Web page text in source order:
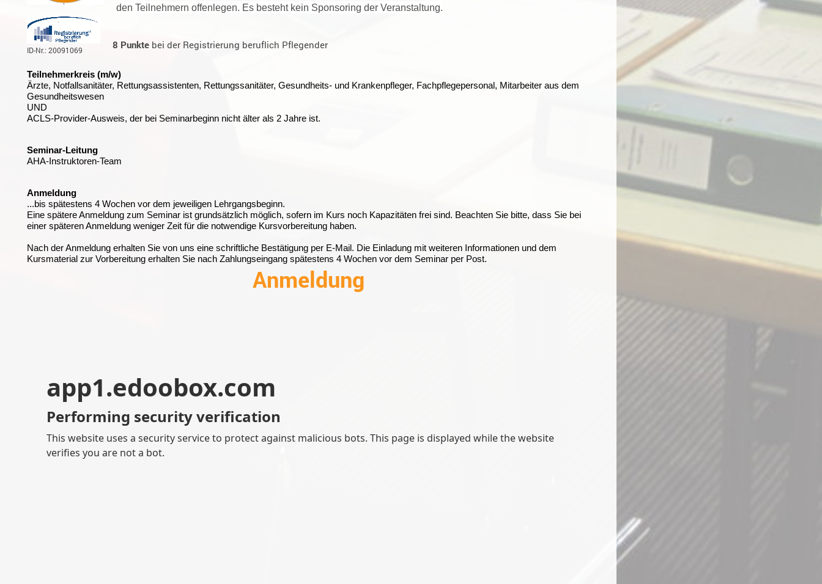
den Teilnehmern offenlegen. Es besteht kein Sponsoring der Veranstaltung.
ID-Nr.: 20091069 8 Punkte bei der Registrierung beruflich Pflegender
Teilnehmerkreis (m/w)
Ärzte, Notfallsanitäter, Rettungsassistenten, Rettungssanitäter, Gesundheits- und Krankenpfleger, Fachpflegepersonal, Mitarbeiter aus dem
Gesundheitswesen
UND
ACLS-Provider-Ausweis, der bei Seminarbeginn nicht älter als 2 Jahre ist.
Seminar-Leitung
AHA-Instruktoren-Team
Anmeldung
...bis spätestens 4 Wochen vor dem jeweiligen Lehrgangsbeginn.
Eine spätere Anmeldung zum Seminar ist grundsätzlich möglich, sofern im Kurs noch Kapazitäten frei sind. Beachten Sie bitte, dass Sie bei
einer späteren Anmeldung weniger Zeit für die notwendige Kursvorbereitung haben.
Nach der Anmeldung erhalten Sie von uns eine schriftliche Bestätigung per E-Mail. Die Einladung mit weiteren Informationen und dem
Kursmaterial zur Vorbereitung erhalten Sie nach Zahlungseingang spätestens 4 Wochen vor dem Seminar per Post.
Anmeldung